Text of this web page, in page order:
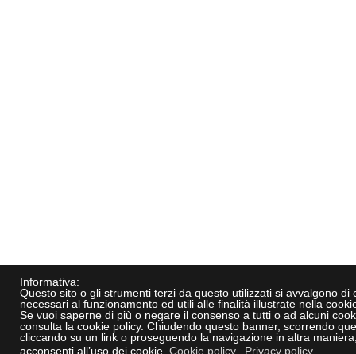
Informativa:
Questo sito o gli strumenti terzi da questo utilizzati si avvalgono di
necessari al funzionamento ed utili alle finalità illustrate nella
Se vuoi saperne di più o negare il consenso a tutti o ad alcuni
consulta la cookie policy. Chiudendo questo banner, scorrendo
cliccando su un link o proseguendo la navigazione in altra
acconsenti all’uso dei cookie. Cookie policy Privacy policy